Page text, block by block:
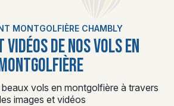
MONTGOLFIÈRE CHAMBLY
VIDÉOS DE NOS VOLS EN
vols en montgolfière à travers
images et vidéos